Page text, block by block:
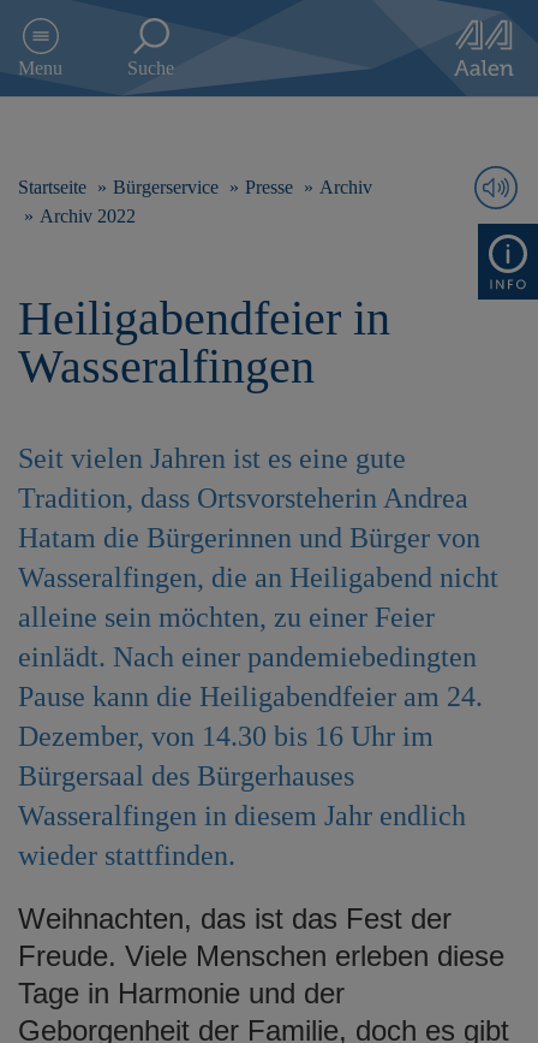
e
Menu Suche
Startseite Bürgerservice Presse
Archiv
Archiv 2022
Heiligabendfeier in
Wasseralfingen
Seit vielen Jahren ist es eine gute
Tradition, dass Ortsvorsteherin Andrea
Hatam die Bürgerinnen und Bürger von
Wasseralfingen, die an Heiligabend nicht
alleine sein möchten, zu einer Feier
einlädt. Nach einer pandemiebedingten
Pause kann die Heiligabendfeier am 24.
Dezember, von 14.30 bis 16 Uhr im
Bürgersaal des Bürgerhauses
Wasseralfingen in diesem Jahr endlich
wieder stattfinden.
Weihnachten, das ist das Fest der
Freude. Viele Menschen erleben diese
Tage in Harmonie und der
Geborgenheit der Familie, doch es gibt